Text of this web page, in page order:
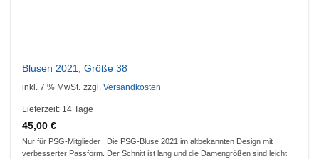
Blusen 2021, Größe 38
inkl. 7 % MwSt. zzgl.Versandkosten
Lieferzeit: 14 Tage
45,00€
Nur für PSG-Mitglieder Die PSG-Bluse 2021 im altbekannten Design mit
verbesserter Passform. Der Schnitt ist lang und die Damengrößen sind leicht